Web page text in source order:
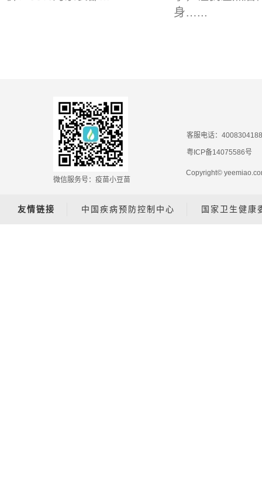
身…...
微信服务号：疫苗小豆苗
客服电话：4008304188
粤ICP备14075586号
Copyright©
友情链接 中国疾病预防控制中心 国家卫生健康